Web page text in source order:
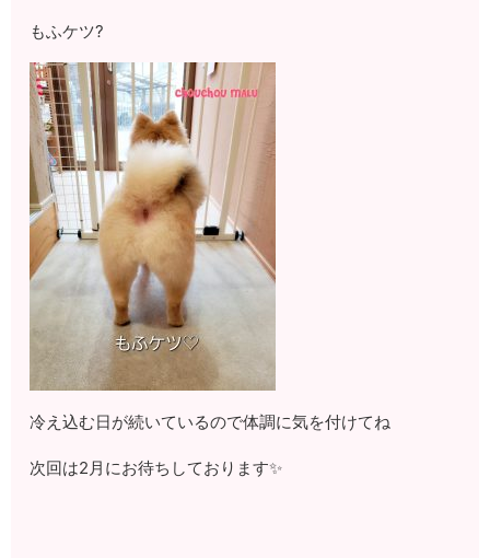
もふケツ?
冷え込む日が続いているので体調に気を付けてね
次回は2月にお待ちしております✨